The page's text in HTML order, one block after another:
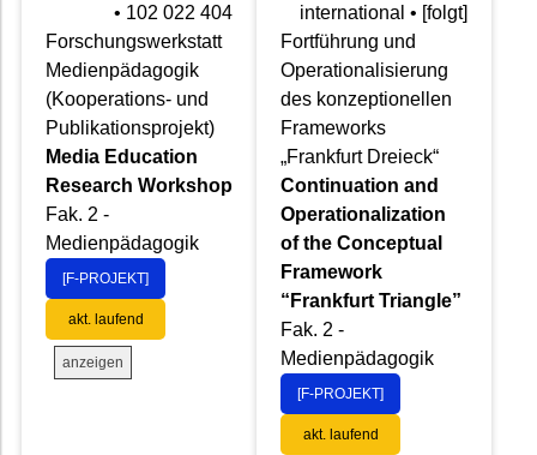
• 102 022 404
Forschungswerkstatt
Medienpädagogik
(Kooperations- und
Publikationsprojekt)
Media Education
Research Workshop
Fak. 2 -
Medienpädagogik
[F-PROJEKT]
akt. laufend
anzeigen
international • [folgt]
Fortführung und
Operationalisierung
des konzeptionellen
Frameworks
„Frankfurt Dreieck“
Continuation and
Operationalization
of the Conceptual
Framework
“Frankfurt Triangle”
Fak. 2 -
Medienpädagogik
[F-PROJEKT]
akt. laufend